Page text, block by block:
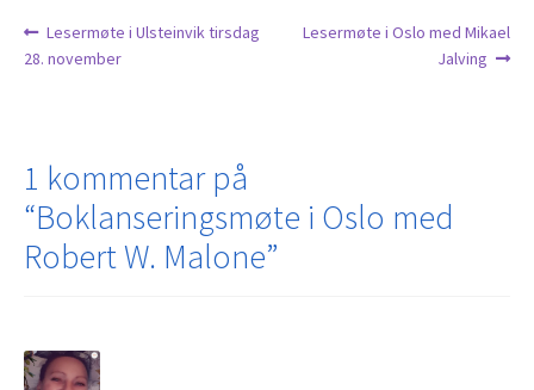
Innleggsnavigasjon
Forrige
innlegg:
Lesermøte i Ulsteinvik tirsdag
28. november
Neste
Lesermøte i Oslo med Mikael
Jalving
1 kommentar på
“Boklanseringsmøte i Oslo med
Robert W. Malone”